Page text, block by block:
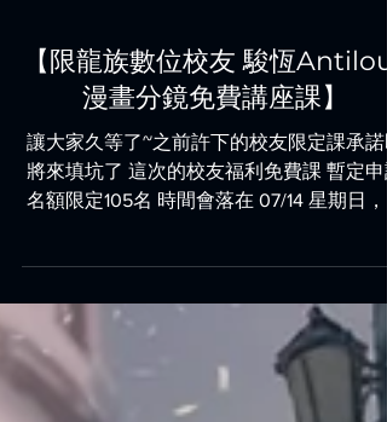
2024年7月3日 讀畢需時 1 分鐘
【限龍族數位校友 駿恆
漫畫分鏡免費講座課】
將來填坑了 這次的校友福利免費課 暫定申
午13:30~17:30 共4個小時左右 申請到額滿
止， 校友限定福利課會使用ZOOM來上課
此申請名額前， 請確認好自己本名及